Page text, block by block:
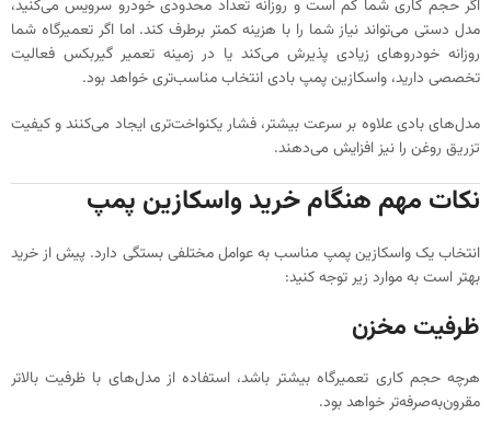
اگر حجم کاری شما کم است و روزانه تعداد محدودی خودرو سرویس می‌کنید،
مدل دستی می‌تواند نیاز شما را با هزینه کمتر برطرف کند. اما اگر تعمیرگاه شما
روزانه خودروهای زیادی پذیرش می‌کند یا در زمینه تعمیر گیربکس فعالیت
تخصصی دارید، واسکازین پمپ بادی انتخاب مناسب‌تری خواهد بود.
مدل‌های بادی علاوه بر سرعت بیشتر، فشار یکنواخت‌تری ایجاد می‌کنند و کیفیت
تزریق روغن را نیز افزایش می‌دهند.
نکات مهم هنگام خرید واسکازین پمپ
انتخاب یک واسکازین پمپ مناسب به عوامل مختلفی بستگی دارد. پیش از خرید
بهتر است به موارد زیر توجه کنید:
ظرفیت مخزن
هرچه حجم کاری تعمیرگاه بیشتر باشد، استفاده از مدل‌های با ظرفیت بالاتر
مقرون‌به‌صرفه‌تر خواهد بود.